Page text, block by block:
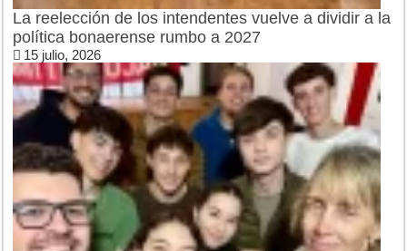
La reelección de los intendentes vuelve a dividir a la
política bonaerense rumbo a 2027
15 julio, 2026